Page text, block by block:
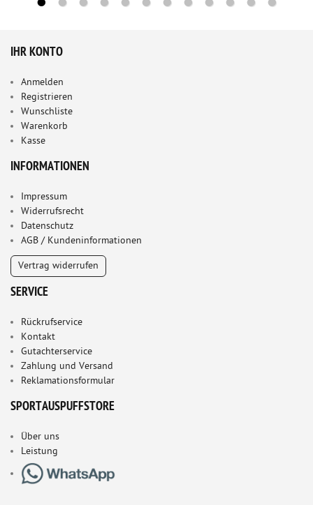
IHR KONTO
Anmelden
Registrieren
Wunschliste
Warenkorb
Kasse
INFORMATIONEN
Impressum
Widerrufsrecht
Datenschutz
AGB / Kundeninformationen
Vertrag widerrufen
SERVICE
Rückrufservice
Kontakt
Gutachterservice
Zahlung und Versand
Reklamationsformular
SPORTAUSPUFFSTORE
Über uns
Leistung